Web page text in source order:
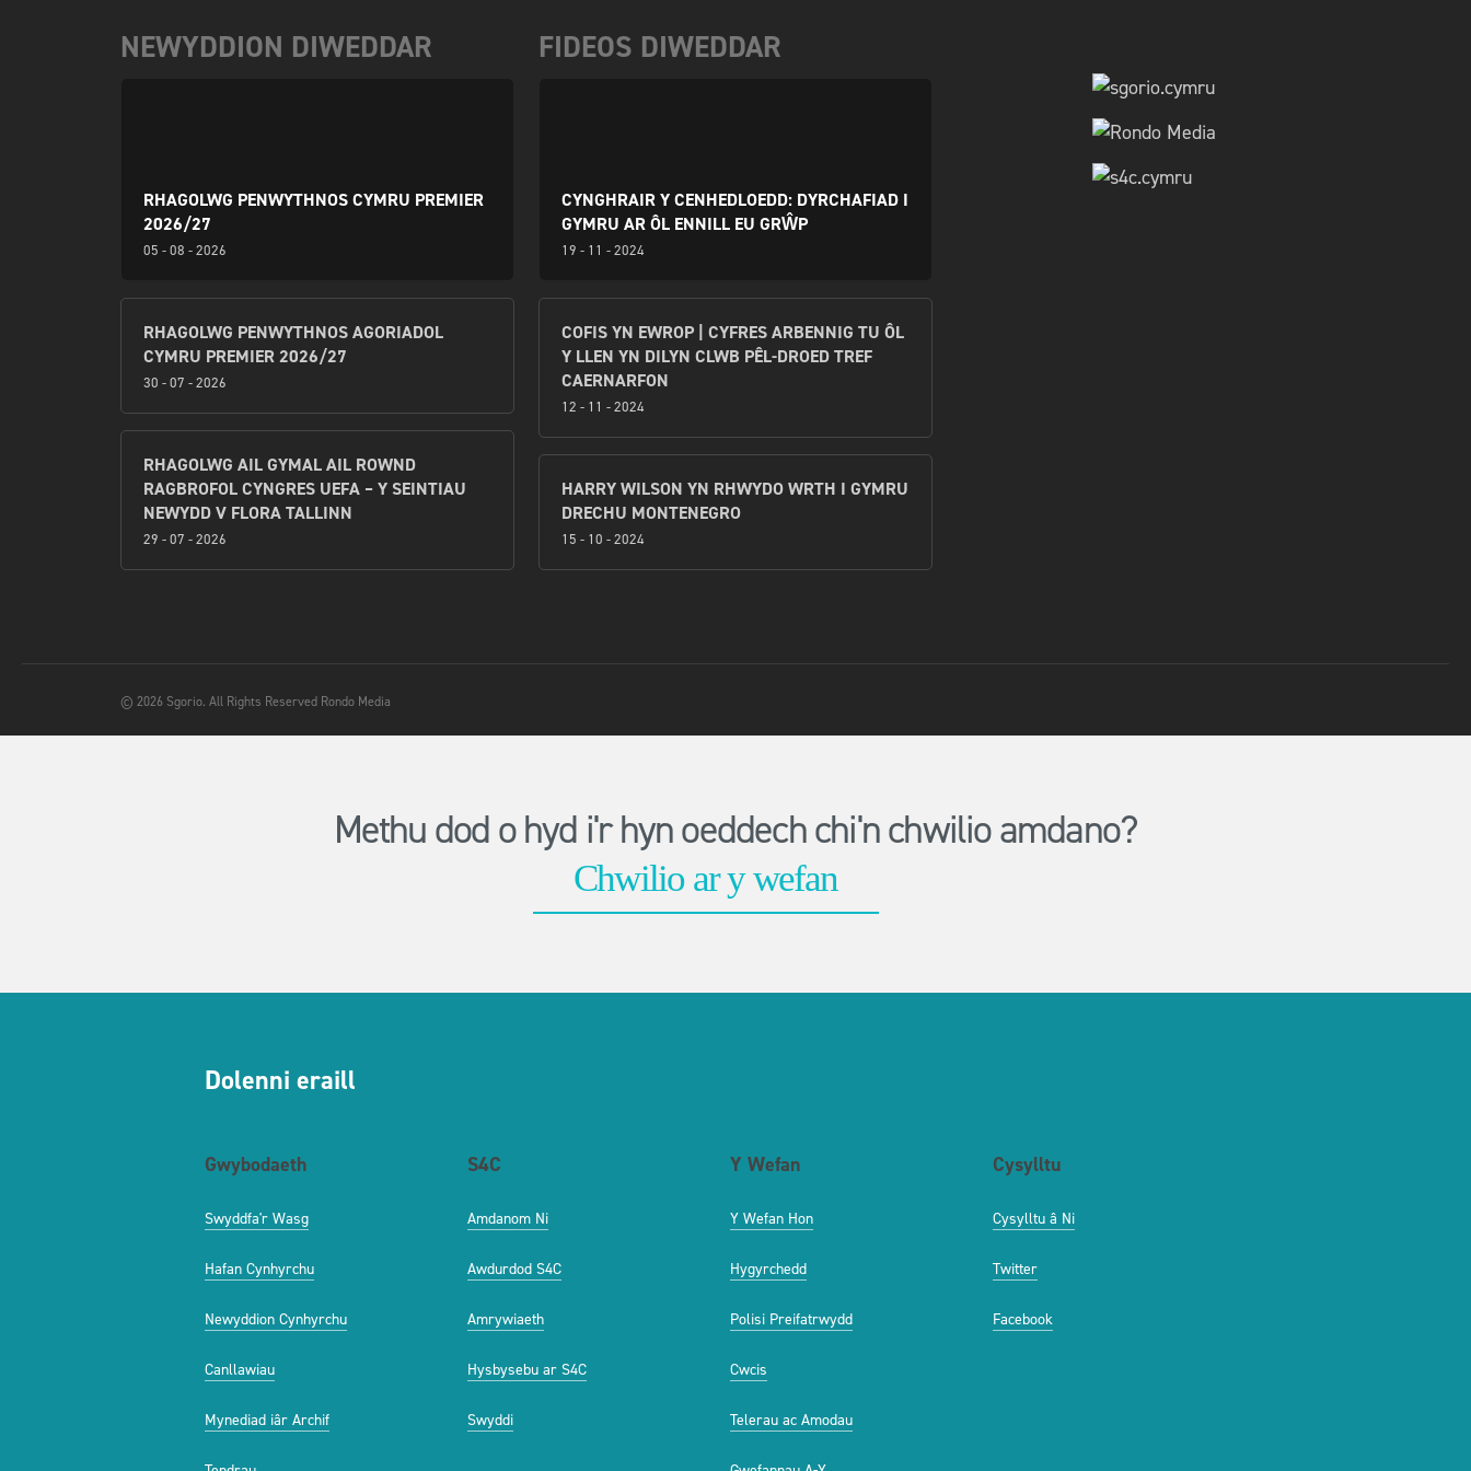
NEWYDDION DIWEDDAR
RHAGOLWG PENWYTHNOS CYMRU PREMIER
2026/27
05 - 08 - 2026
RHAGOLWG PENWYTHNOS AGORIADOL
CYMRU PREMIER 2026/27
30 - 07 - 2026
RHAGOLWG AIL GYMAL AIL ROWND
RAGBROFOL CYNGRES UEFA – Y SEINTIAU
NEWYDD V FLORA TALLINN
29 - 07 - 2026
FIDEOS DIWEDDAR
CYNGHRAIR Y CENHEDLOEDD: DYRCHAFIAD I
GYMRU AR ÔL ENNILL EU GRŴP
19 - 11 - 2024
COFIS YN EWROP | CYFRES ARBENNIG TU ÔL
Y LLEN YN DILYN CLWB PÊL-DROED TREF
CAERNARFON
12 - 11 - 2024
HARRY WILSON YN RHWYDO WRTH I GYMRU
DRECHU MONTENEGRO
15 - 10 - 2024
© 2026 Sgorio. All Rights Reserved Rondo Media
Methu dod o hyd i'r hyn oeddech chi'n chwilio amdano?
Dolenni eraill
Gwybodaeth
Swyddfa'r Wasg
Hafan Cynhyrchu
Newyddion Cynhyrchu
Canllawiau
Mynediad iâr Archif
S4C
Amdanom Ni
Awdurdod S4C
Amrywiaeth
Hysbysebu ar S4C
Swyddi
Y Wefan
Y Wefan Hon
Hygyrchedd
Polisi Preifatrwydd
Cwcis
Telerau ac Amodau
Cysylltu
Cysylltu â Ni
Twitter
Facebook